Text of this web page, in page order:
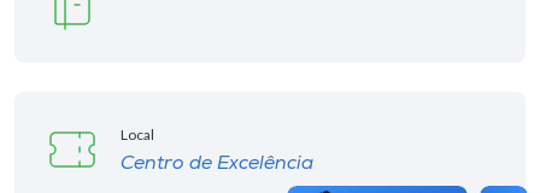
Local
Centro de Excelência